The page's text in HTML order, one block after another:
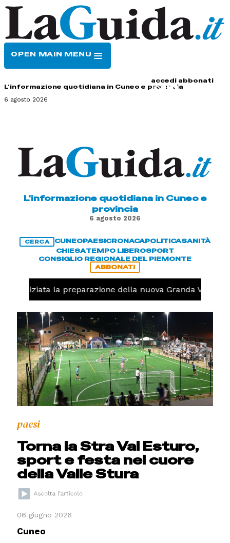
OPEN MAIN MENU
accedi abbonati
L'informazione quotidiana in Cuneo e provincia
6 agosto 2026
L'informazione quotidiana in Cuneo e
provincia
6 agosto 2026
CERCA CUNEOPAESICRONACAPOLITICASANITÀ
CHIESATEMPO LIBEROSPORT
CONSIGLIO REGIONALE DEL PIEMONTE
ABBONATI
iniziata la preparazione della nuova Granda Volley
paesi
Torna la Stra Val Esturo,
sport e festa nel cuore
della Valle Stura
06 giugno 2026
Cuneo